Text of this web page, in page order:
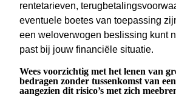
rentetarieven,
eventuele boetes van toepassing
een weloverwogen beslissing kunt
past bij jouw financiële situatie.
Wees voorzichtig met het lenen van
bedragen zonder tussenkomst van
aangezien dit risico’s met zich